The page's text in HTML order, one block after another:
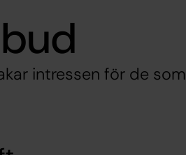
intressen för de som